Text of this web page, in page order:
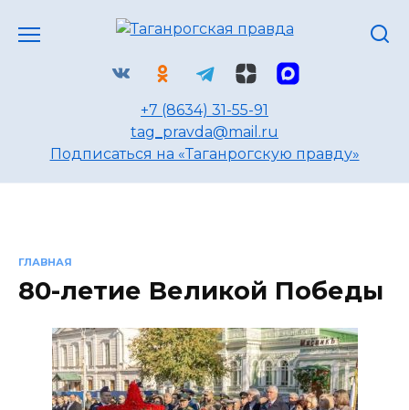
+7 (8634) 31-55-91
tag_pravda@mail.ru
Подписаться на «Таганрогскую правду»
ГЛАВНАЯ
80-летие Великой Победы